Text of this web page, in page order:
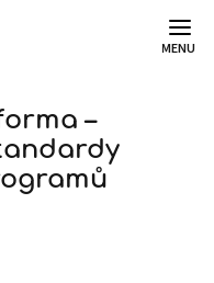
MENU
–